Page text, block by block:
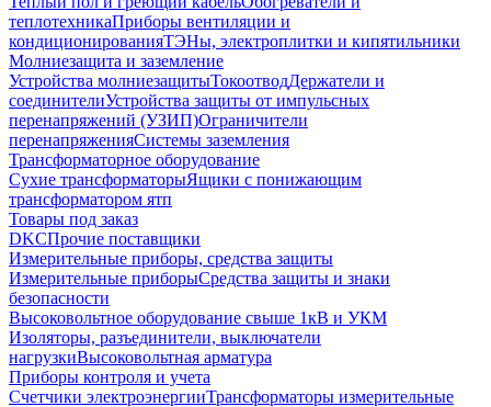
теплотехникаПриборы вентиляции и
кондиционированияТЭНы, электроплитки и кипятильники
Молниезащита и заземление
Устройства молниезащитыТокоотводДержатели и
соединителиУстройства защиты от импульсных
перенапряжений (УЗИП)Ограничители
перенапряженияСистемы заземления
Трансформаторное оборудование
Сухие трансформаторыЯщики с понижающим
трансформатором ятп
Товары под заказ
DKCПрочие поставщики
Измерительные приборы, средства защиты
Измерительные приборыСредства защиты и знаки
безопасности
Высоковольтное оборудование свыше 1кВ и УКМ
Изоляторы, разъединители, выключатели
нагрузкиВысоковольтная арматура
Приборы контроля и учета
Счетчики электроэнергииТрансформаторы измерительные